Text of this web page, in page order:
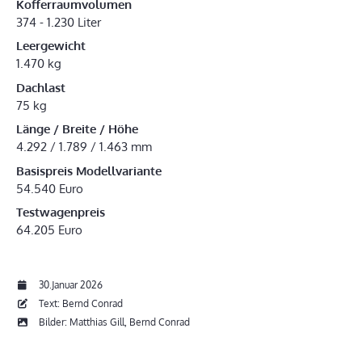
Kofferraumvolumen
374 - 1.230 Liter
Leergewicht
1.470 kg
Dachlast
75 kg
Länge / Breite / Höhe
4.292 / 1.789 / 1.463 mm
Basispreis Modellvariante
54.540 Euro
Testwagenpreis
64.205 Euro
30.Januar 2026
Text: Bernd Conrad
Bilder: Matthias Gill, Bernd Conrad